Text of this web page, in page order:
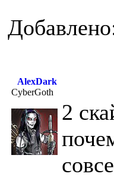
AlexDark
CyberGoth
2